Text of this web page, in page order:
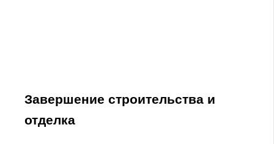
Завершение строительства и
отделка